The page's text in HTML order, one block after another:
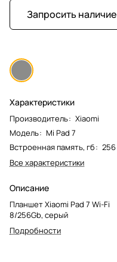
Запросить наличие
Характеристики
Производитель: Xiaomi
Модель: Mi Pad 7
Встроенная память, гб: 256
Все характеристики
Описание
Планшет Xiaomi Pad 7 Wi-Fi
8/256Gb, серый
Подробности